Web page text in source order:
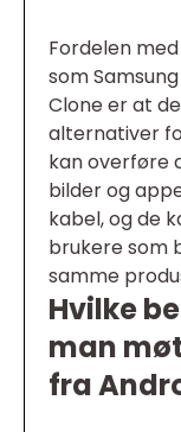
Fordelen
som
Clone er at
alternativer
kan overføre
bilder og
kabel, og de
brukere som
samme
Hvilke
man
fra